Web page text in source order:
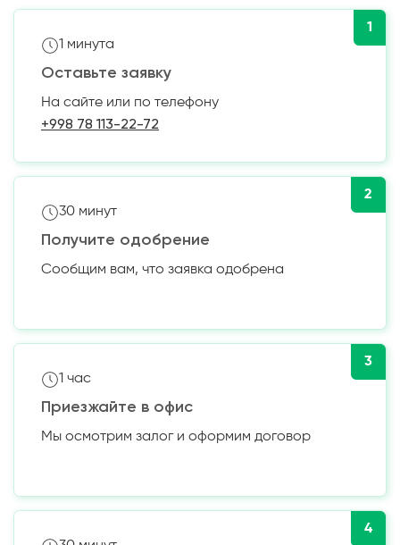
1
1 минута
Оставьте заявку
На сайте или по телефону
+998 78 113-22-72
2
30 минут
Получите одобрение
Сообщим вам, что заявка одобрена
3
1 час
Приезжайте в офис
Мы осмотрим залог и оформим договор
4